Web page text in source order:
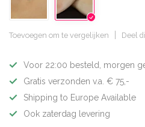
Toevoegen om te vergelijken Deel
Voor 22:00 besteld, morgen
Gratis verzonden v.a. € 75,-
Shipping to Europe Available
Ook zaterdag levering